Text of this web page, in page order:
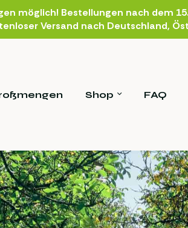
möglich! Bestellungen nach dem
Versand nach Deutschland,
Shop FAQ